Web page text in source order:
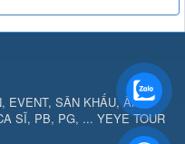
EVENT, SÂN KHẤU, ÂM
SĨ, PB, PG, ... YEYE TOUR